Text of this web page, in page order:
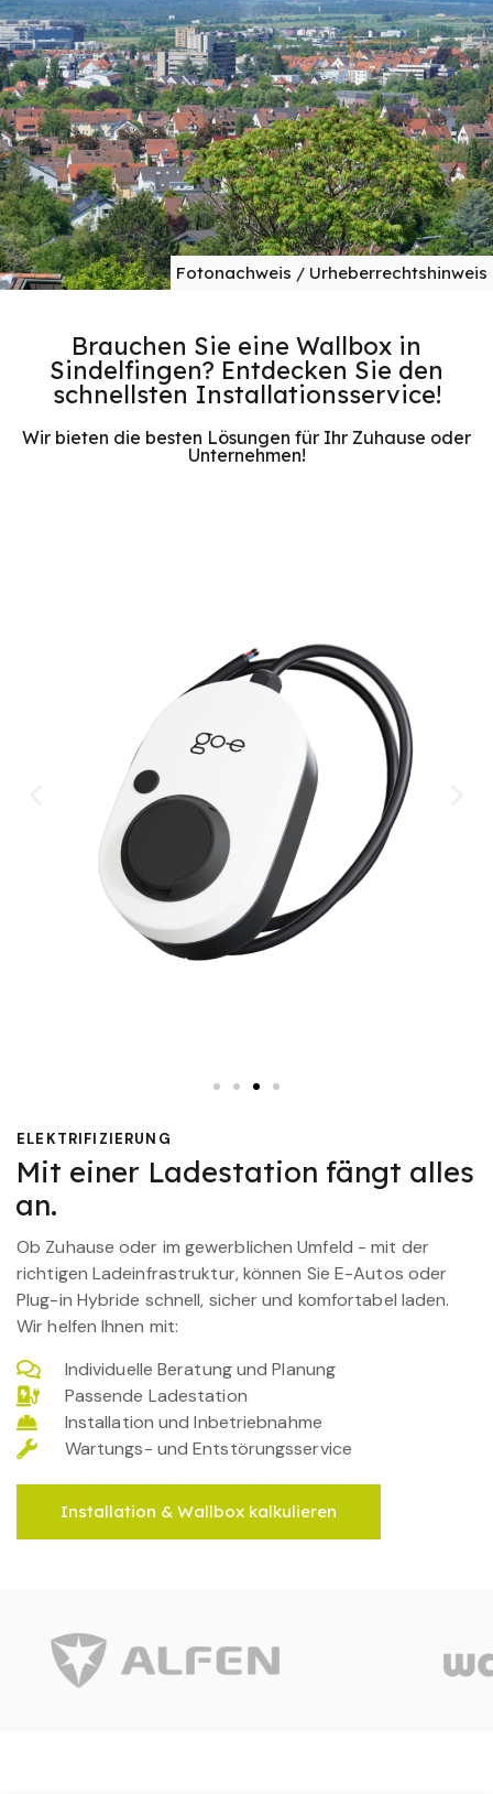
Fotonachweis / Urheberrechtshinweis
Brauchen Sie eine Wallbox in
Sindelfingen? Entdecken Sie den
schnellsten Installationsservice!
Wir bieten die besten Lösungen für Ihr Zuhause oder
Unternehmen!
ELEKTRIFIZIERUNG
Mit einer Ladestation fängt alles
an.
Ob Zuhause oder im gewerblichen Umfeld - mit der
richtigen Ladeinfrastruktur, können Sie E-Autos oder
Plug-in Hybride schnell, sicher und komfortabel laden.
Wir helfen Ihnen mit:
Individuelle Beratung und Planung
Passende Ladestation
Installation und Inbetriebnahme
Wartungs- und Entstörungsservice
Installation & Wallbox kalkulieren